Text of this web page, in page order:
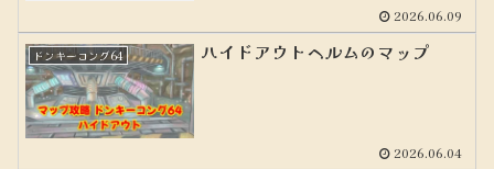
2026.06.09
ドンキーコング64 ハイドアウトヘルムのマップ
2026.06.04